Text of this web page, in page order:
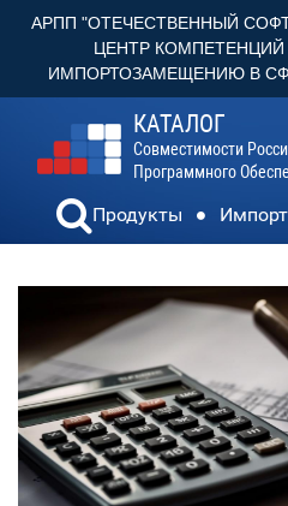
АРПП "ОТЕЧЕСТВЕННЫЙ
ЦЕНТР
ИМПОРТОЗАМЕЩЕНИЮ В
КАТАЛОГ
Совместимости
Программного
Продукты